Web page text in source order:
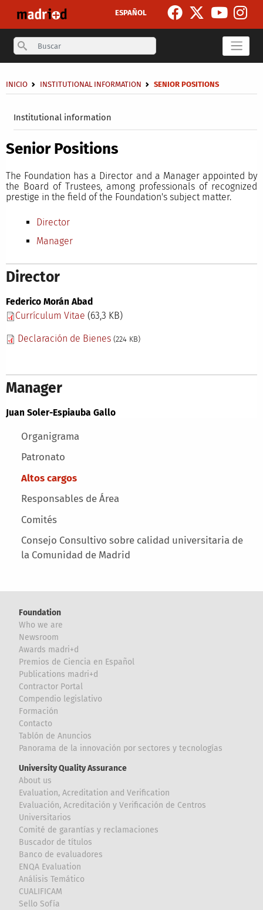
ESPAÑOL
Search
Institutional information
Breadcrumb
INICIO INSTITUTIONAL INFORMATION SENIOR POSITIONS
Main menu
Organigrama
Patronato
Altos cargos
Responsables de Área
Comités
Consejo Consultivo sobre calidad universitaria de
la Comunidad de Madrid
Senior Positions
The Foundation has a Director and a Manager appointed by
the Board of Trustees, among professionals of recognized
prestige in the field of the Foundation's subject matter.
Director
Manager
Director
Federico Morán Abad
Currículum Vitae (63,3 KB)
Declaración de Bienes (224 KB)
Manager
Juan Soler-Espiauba Gallo
Foundation
Who we are
Newsroom
Awards madri+d
Premios de Ciencia en Español
Publications madri+d
Contractor Portal
Compendio legislativo
Formación
Contacto
Tablón de Anuncios
Panorama de la innovación por sectores y tecnologías
University Quality Assurance
About us
Evaluation, Acreditation and Verification
Evaluación, Acreditación y Verificación de Centros
Universitarios
Comité de garantías y reclamaciones
Buscador de títulos
Banco de evaluadores
ENQA Evaluation
Análisis Temático
CUALIFICAM
Sello Sofía